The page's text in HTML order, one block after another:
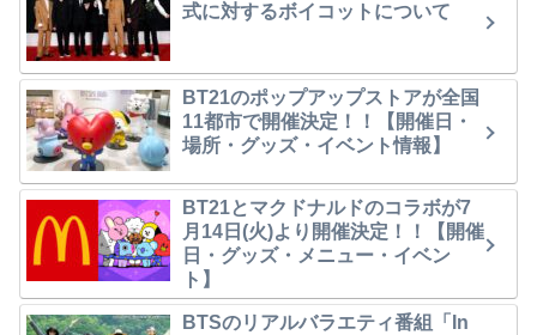
式に対するボイコットについて
BT21のポップアップストアが全国
11都市で開催決定！！【開催日・
場所・グッズ・イベント情報】
BT21とマクドナルドのコラボが7
月14日(火)より開催決定！！【開催
日・グッズ・メニュー・イベン
ト】
BTSのリアルバラエティ番組「In